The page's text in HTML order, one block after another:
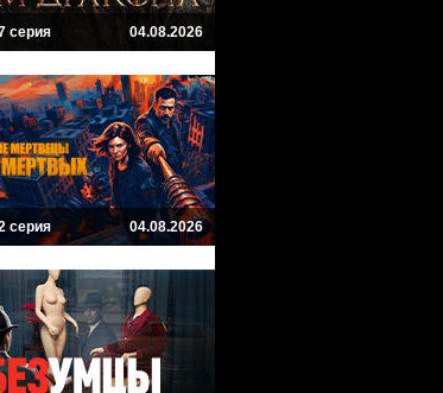
серия 04.08.2026
серия 04.08.2026